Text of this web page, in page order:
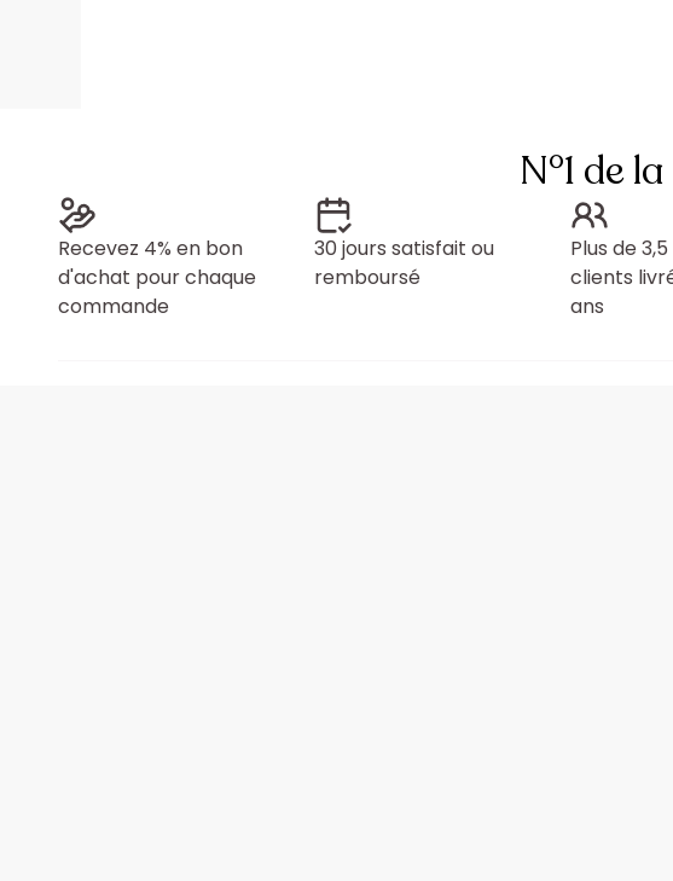
N°1 de
Recevez 4% en bon
d'achat pour chaque
commande
30 jours satisfait ou
remboursé
Plus de
clients
ans